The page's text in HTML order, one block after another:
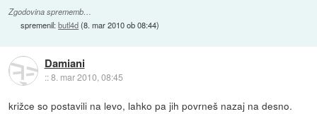
Zgodovina sprememb…
spremenil:butl4d(8. mar 2010 ob 08:44)
Damiani
::8. mar 2010, 08:45
križce so postavili na levo, lahko pa jih povrneš nazaj na desno.